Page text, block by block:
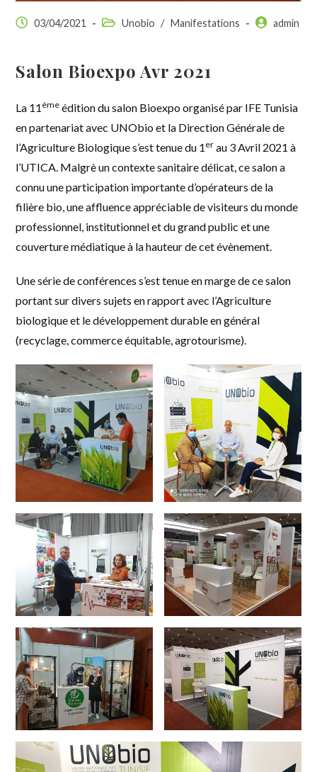
03/04/2021 Unobio / Manifestations admin
Salon Bioexpo Avr 2021
La 11 ème édition du salon Bioexpo organisé par IFE Tunisia
en partenariat avec UNObio et la Direction Générale de
l’Agriculture Biologique s’est tenue du 1 er au 3 Avril 2021 à
l’UTICA. Malgrè un contexte sanitaire délicat, ce salon a
connu une participation importante d’opérateurs de la
filière bio, une affluence appréciable de visiteurs du monde
professionnel, institutionnel et du grand public et une
couverture médiatique à la hauteur de cet évènement.
Une série de conférences s’est tenue en marge de ce salon
portant sur divers sujets en rapport avec l’Agriculture
biologique et le développement durable en général
(recyclage, commerce équitable, agrotourisme).